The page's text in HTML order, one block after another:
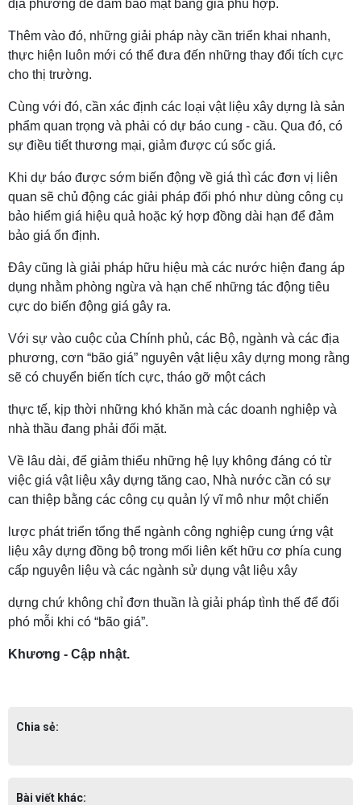
địa phương để đảm bảo mặt bằng giá phù hợp.
Thêm vào đó, những giải pháp này cần triển khai nhanh,
thực hiện luôn mới có thể đưa đến những thay đổi tích cực
cho thị trường.
Cùng với đó, cần xác định các loại vật liệu xây dựng là sản
phẩm quan trọng và phải có dự báo cung - cầu. Qua đó, có
sự điều tiết thương mại, giảm được cú sốc giá.
Khi dự báo được sớm biến động về giá thì các đơn vị liên
quan sẽ chủ động các giải pháp đối phó như dùng công cụ
bảo hiểm giá hiệu quả hoặc ký hợp đồng dài hạn để đảm
bảo giá ổn định.
Đây cũng là giải pháp hữu hiệu mà các nước hiện đang áp
dụng nhằm phòng ngừa và hạn chế những tác động tiêu
cực do biến động giá gây ra.
Với sự vào cuộc của Chính phủ, các Bộ, ngành và các địa
phương, cơn “bão giá” nguyên vật liệu xây dựng mong rằng
sẽ có chuyển biến tích cực, tháo gỡ một cách
thực tế, kịp thời những khó khăn mà các doanh nghiệp và
nhà thầu đang phải đối mặt.
Về lâu dài, để giảm thiểu những hệ lụy không đáng có từ
việc giá vật liệu xây dựng tăng cao, Nhà nước cần có sự
can thiệp bằng các công cụ quản lý vĩ mô như một chiến
lược phát triển tổng thể ngành công nghiệp cung ứng vật
liệu xây dựng đồng bộ trong mối liên kết hữu cơ phía cung
cấp nguyên liệu và các ngành sử dụng vật liệu xây
dựng chứ không chỉ đơn thuần là giải pháp tình thế để đối
phó mỗi khi có “bão giá”.
Khương - Cập nhật.
Chia sẻ:
Bài viết khác: